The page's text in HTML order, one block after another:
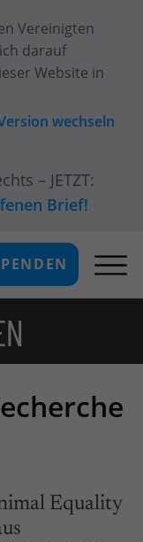
Vereinigten
darauf
Website in
wechseln
– JETZT:
Brief!
Equality